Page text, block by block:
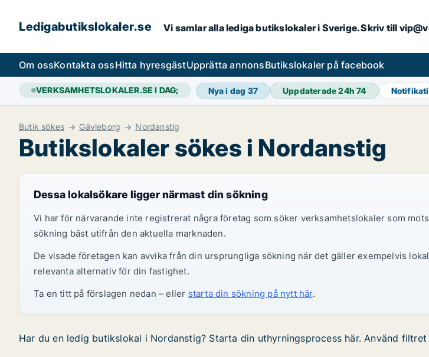
Ledigabutikslokaler.se Vi samlar alla lediga butikslokaler i Sverige. Skriv till
Om ossKontakta ossHitta hyresgästUpprätta annonsButikslokaler på facebook
VERKSAMHETSLOKALER.SE I DAG; Nya i dag 37 Uppdaterade 24h74
Butik sökes Gävleborg Nordanstig
Butikslokaler sökes i Nordanstig
Dessa lokalsökare ligger närmast din sökning
Vi har för närvarande inte registrerat några företag som söker verksamhetslokaler som
sökning bäst utifrån den aktuella marknaden.
De visade företagen kan avvika från din ursprungliga sökning när det gäller exempelvis
relevanta alternativ för din fastighet.
Ta en titt på förslagen nedan – eller starta din sökning på nytt här.
Har du en ledig butikslokal i Nordanstig? Starta din uthyrningsprocess här. Använd